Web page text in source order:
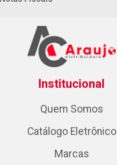
Institucional
Quem Somos
Catálogo Eletrônico
Marcas